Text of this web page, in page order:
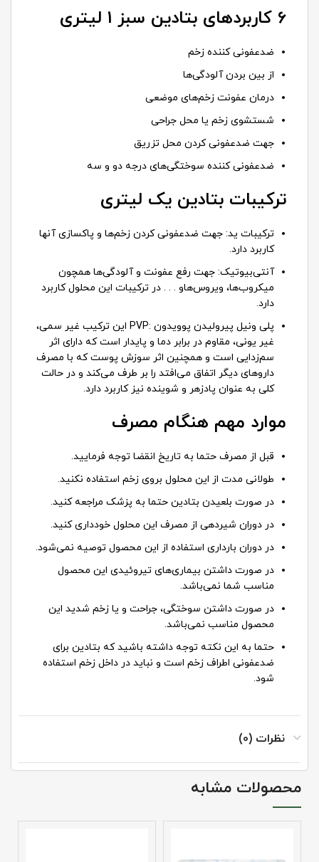
6 کاربردهای بتادین سبز 1 لیتری
ضدعفونی کننده زخم
از بین بردن آلودگی‌ها
درمان عفونت زخم‌های موضعی
شستشوی زخم یا محل جراحی
جهت ضدعفونی کردن محل تزریق
ضدعفونی کننده سوختگی‌های درجه دو و سه
ترکیبات بتادین یک لیتری
ترکیبات ید: جهت ضدعفونی کردن زخم‌ها و پاکسازی آنها
کاربرد دارد.
آنتی‌بیوتیک: جهت رفع عفونت و آلودگی‌ها همچون
میکروب‌ها، ویروس‌هاو . . . در ترکیبات این محلول کاربرد
دارد.
پلی ونیل پیرولیدن پوویدون :PVP این ترکیب غیر سمی،
غیر یونی، مقاوم در برابر دما و پایدار است که دارای اثر
سم‌زدایی است و همچنین اثر سوزش پوست که با مصرف
داروهای دیگر اتفاق می‌افتد را بر طرف می‌کند و در حالت
کلی به عنوان پادزهر و شوینده نیز کاربرد دارد.
موارد مهم هنگام مصرف
قبل از مصرف حتما به تاریخ انقضا توجه فرمایید.
طولانی مدت از این محلول بروی زخم استفاده نکنید.
در صورت بلعیدن بتادین حتما به پزشک مراجعه کنید.
در دوران شیردهی از مصرف این محلول خودداری کنید.
در دوران بارداری استفاده از این محصول توصیه نمی‌شود.
در صورت داشتن بیماری‌های تیروئیدی این محصول
مناسب شما نمی‌باشد.
در صورت داشتن سوختگی، جراحت و یا زخم شدید این
محصول مناسب نمی‌باشد.
حتما به این نکته توجه داشته باشید که بتادین برای
ضدعفونی اطراف زخم است و نباید در داخل زخم استفاده
شود.
نظرات (0)
محصولات مشابه